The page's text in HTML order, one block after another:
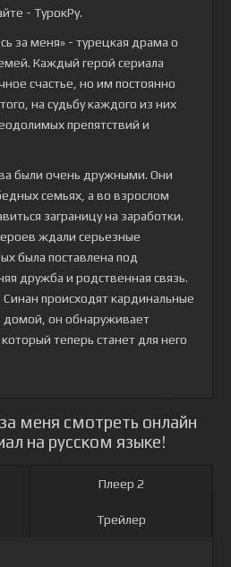
- ТурокРу.
за меня» - турецкая драма о
Каждый герой сериала
счастье, но им постоянно
на судьбу каждого из них
препятствий и
были очень дружными. Они
семьях, а во взрослом
заграницу на заработки.
ждали серьезные
была поставлена под
дружба и родственная связь.
происходят кардинальные
он обнаруживает
теперь станет для него
меня смотреть онлайн
на русском языке!
Плеер 2
Трейлер